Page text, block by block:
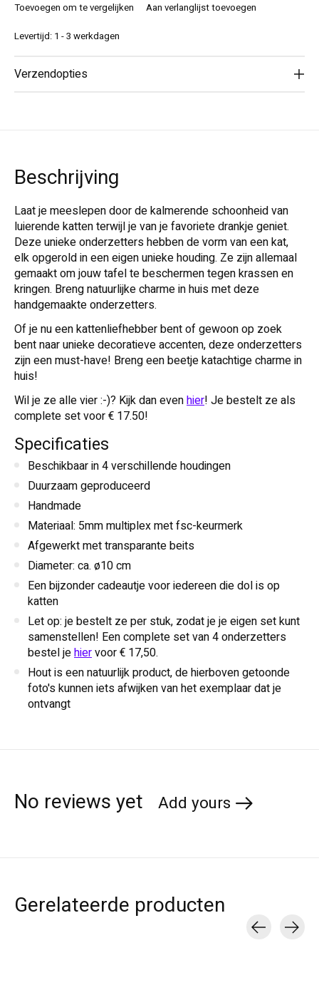
Toevoegen om te vergelijken
Aan verlanglijst toevoegen
Levertijd: 1 - 3 werkdagen
Verzendopties
Beschrijving
Laat je meeslepen door de kalmerende schoonheid van
luierende katten terwijl je van je favoriete drankje geniet.
Deze unieke onderzetters hebben de vorm van een kat,
elk opgerold in een eigen unieke houding. Ze zijn allemaal
gemaakt om jouw tafel te beschermen tegen krassen en
kringen. Breng natuurlijke charme in huis met deze
handgemaakte onderzetters.
Of je nu een kattenliefhebber bent of gewoon op zoek
bent naar unieke decoratieve accenten, deze onderzetters
zijn een must-have! Breng een beetje katachtige charme in
huis!
Wil je ze alle vier :-)? Kijk dan evenhier! Je bestelt ze als
complete set voor € 17.50!
Specificaties
Beschikbaar in 4 verschillende houdingen
Duurzaam geproduceerd
Handmade
Materiaal: 5mm multiplex met fsc-keurmerk
Afgewerkt met transparante beits
Diameter: ca. ø10 cm
Een bijzonder cadeautje voor iedereen die dol is op
katten
Let op: je bestelt ze per stuk, zodat je je eigen set kunt
samenstellen! Een complete set van 4 onderzetters
bestel jehiervoor € 17,50.
Hout is een natuurlijk product, de hierboven getoonde
foto's kunnen iets afwijken van het exemplaar dat je
ontvangt
No reviews yet Add yours
Gerelateerde producten